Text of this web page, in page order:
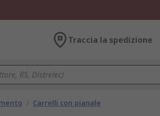
Traccia la spedizione
/ Carrelli con pianale